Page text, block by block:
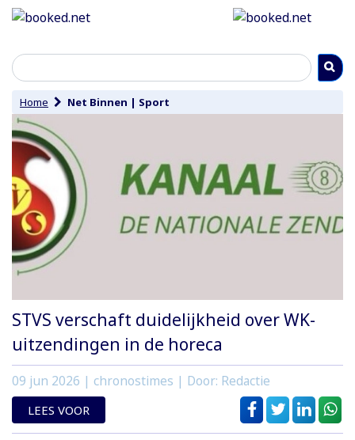
Home Net Binnen | Sport
STVS verschaft duidelijkheid over WK-
uitzendingen in de horeca
09 jun 2026 | chronostimes | Door: Redactie
LEES VOOR